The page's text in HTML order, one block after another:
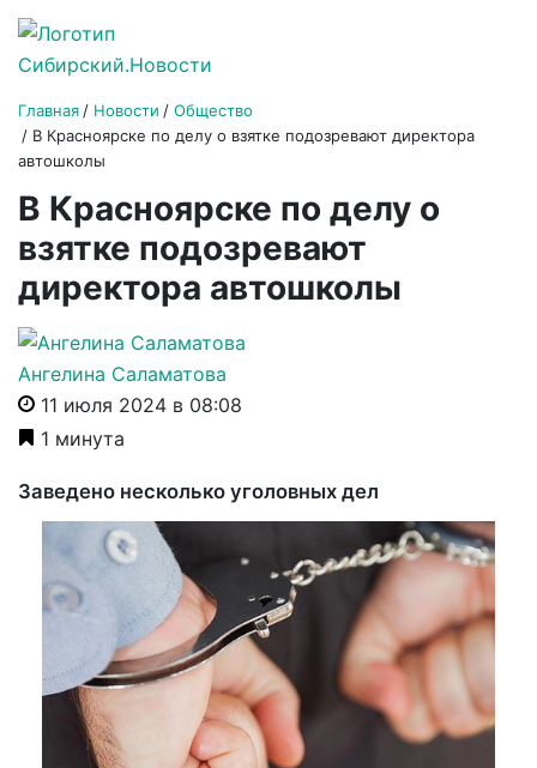
Главная Новости
Общество
В Красноярске по делу о взятке подозревают директора
автошколы
В Красноярске по делу о
взятке подозревают
директора автошколы
Ангелина Саламатова
11 июля 2024 в 08:08
1 минута
Заведено несколько уголовных дел